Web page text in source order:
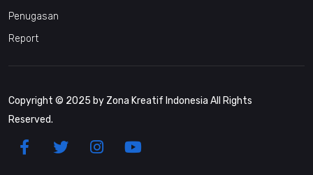
Penugasan
Report
Copyright © 2025 by Zona Kreatif Indonesia All Rights
Reserved.